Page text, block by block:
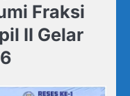
Fraksi
II Gelar